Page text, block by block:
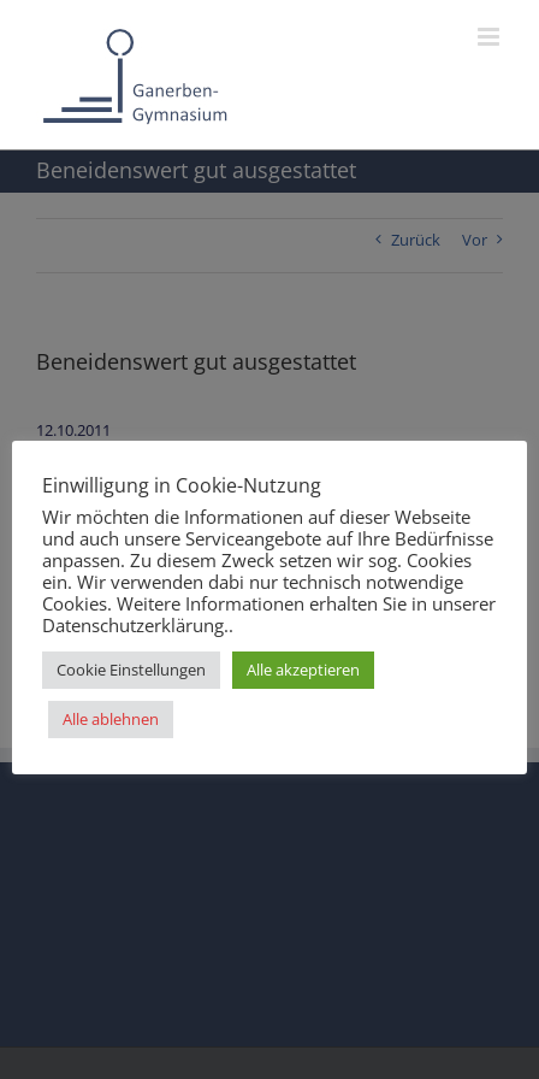
Beneidenswert gut ausgestattet
Zurück Vor
Beneidenswert gut ausgestattet
12.10.2011
12. Oktober 2011 | Allgemein,Freundeskreis,Presse
Einwilligung in Cookie-Nutzung
Wir möchten die Informationen auf dieser Webseite
und auch unsere Serviceangebote auf Ihre Bedürfnisse
anpassen. Zu diesem Zweck setzen wir sog. Cookies
ein. Wir verwenden dabi nur technisch notwendige
Cookies. Weitere Informationen erhalten Sie in unserer
Datenschutzerklärung..
Cookie Einstellungen Alle akzeptieren
Alle ablehnen